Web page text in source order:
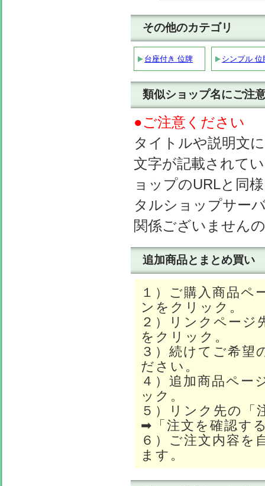
その他のカテゴリ
台座付き 位牌 シンプル 位
類似ショップ名にご注
●ご注意ください
タイトルや説明文
文字が記載されて
ョップのURLと同
タルショップサー
関係ございません
追加商品とまとめ買い
１）ご購入商品ペ
ンをクリック。
２）リンクページ
をクリック。
３）続けてご希望
ださい。
４）追加商品ペー
ック。
５）リンク先の「
➡「注文を確認す
６）ご注文内容を
ます。